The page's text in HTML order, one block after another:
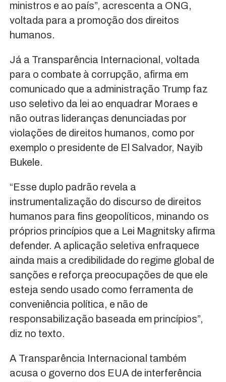
ministros e ao país”, acrescenta a ONG,
voltada para a promoção dos direitos
humanos.
Já a Transparência Internacional, voltada
para o combate à corrupção, afirma em
comunicado que a administração Trump faz
uso seletivo da lei ao enquadrar Moraes e
não outras lideranças denunciadas por
violações de direitos humanos, como por
exemplo o presidente de El Salvador, Nayib
Bukele.
“Esse duplo padrão revela a
instrumentalização do discurso de direitos
humanos para fins geopolíticos, minando os
próprios princípios que a Lei Magnitsky afirma
defender. A aplicação seletiva enfraquece
ainda mais a credibilidade do regime global de
sanções e reforça preocupações de que ele
esteja sendo usado como ferramenta de
conveniência política, e não de
responsabilização baseada em princípios”,
diz no texto.
A Transparência Internacional também
acusa o governo dos EUA de interferência